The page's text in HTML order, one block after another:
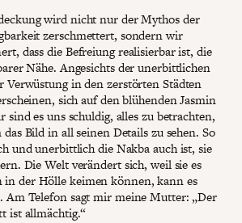
wird nicht nur der Mythos der
zerschmettert, sondern wir
dass die Befreiung realisierbar ist, die
Nähe. Angesichts der unerbittlichen
in den zerstörten Städten
sich auf den blühenden Jasmin
es uns schuldig, alles zu betrachten,
Bild in all seinen Details zu sehen. So
und unerbittlich die Nakba auch ist, sie
Die Welt verändert sich, weil sie es
in der Hölle keimen können, kann es
Am Telefon sagt mir meine Mutter: „Der
ist allmächtig.“